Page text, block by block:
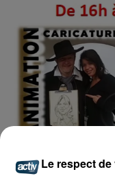
Le respect